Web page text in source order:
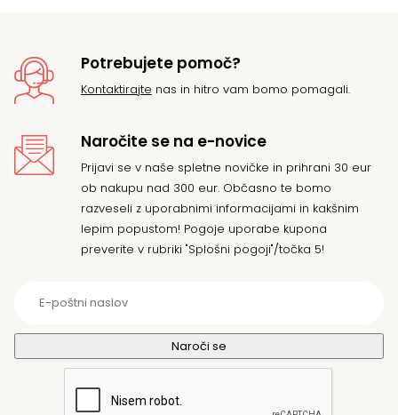
Potrebujete pomoč?
Kontaktirajte nas in hitro vam bomo pomagali.
Naročite se na e-novice
Prijavi se v naše spletne novičke in prihrani 30 eur
ob nakupu nad 300 eur. Občasno te bomo
razveseli z uporabnimi informacijami in kakšnim
lepim popustom! Pogoje uporabe kupona
preverite v rubriki "Splošni pogoji"/točka 5!